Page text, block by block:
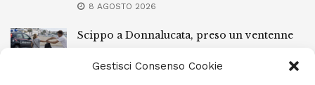
Gestisci Consenso Cookie
8 AGOSTO 2026
Scippo a Donnalucata, preso un ventenne
8 AGOSTO 2026